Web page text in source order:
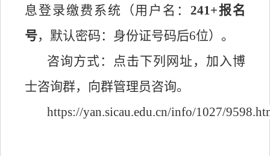
息登录缴费 系统（用户名：241+报名
号，默认密码：身份证号码后6位）。
咨询方式：点击下列网址，加入博
士咨询群，向群管理员咨询。
https://yan.sicau.edu.cn/info/1027/